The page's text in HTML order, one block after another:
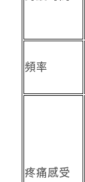
頻率
疼痛感受